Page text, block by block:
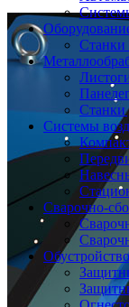
Станки
Станки
Системы
Сварочно-